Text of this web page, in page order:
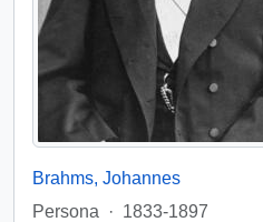
Brahms, Johannes
Persona
· 1833-1897